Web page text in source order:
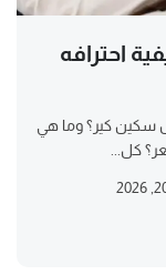
احترافه
سكين كير؟ وما هي
كل...